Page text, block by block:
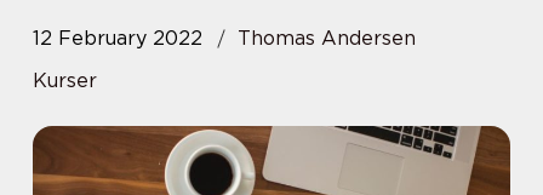
12 February 2022
Thomas Andersen
Kurser